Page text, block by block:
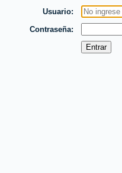
Usuario
Contraseña